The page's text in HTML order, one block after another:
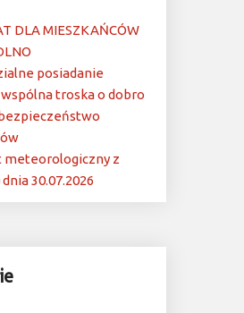
DLA MIESZKAŃCÓW
posiadanie
troska o dobro
meteorologiczny z
30.07.2026